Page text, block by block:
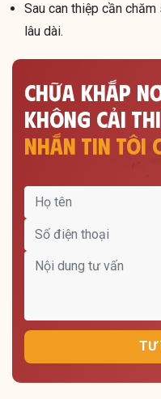
Sau can thiệp cần
lâu dài.
CHỮA KHẮP
KHÔNG CẢI
NHẮN TIN TÔI
TƯ